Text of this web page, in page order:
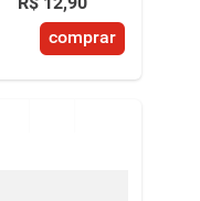
150g
comprar